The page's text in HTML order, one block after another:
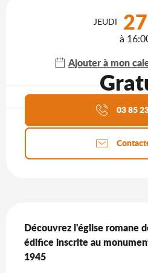
JEUDI 27
à
Ajouter à mon
Agenda du
03 85
Découvrez l'église romane
édifice inscrite au
1945